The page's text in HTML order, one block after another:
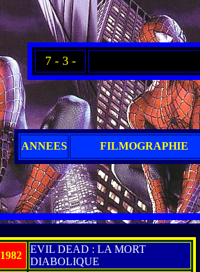
7 - 3 -
ANNEES FILMOGRAPHIE
1982
EVIL DEAD : LA MORT
DIABOLIQUE